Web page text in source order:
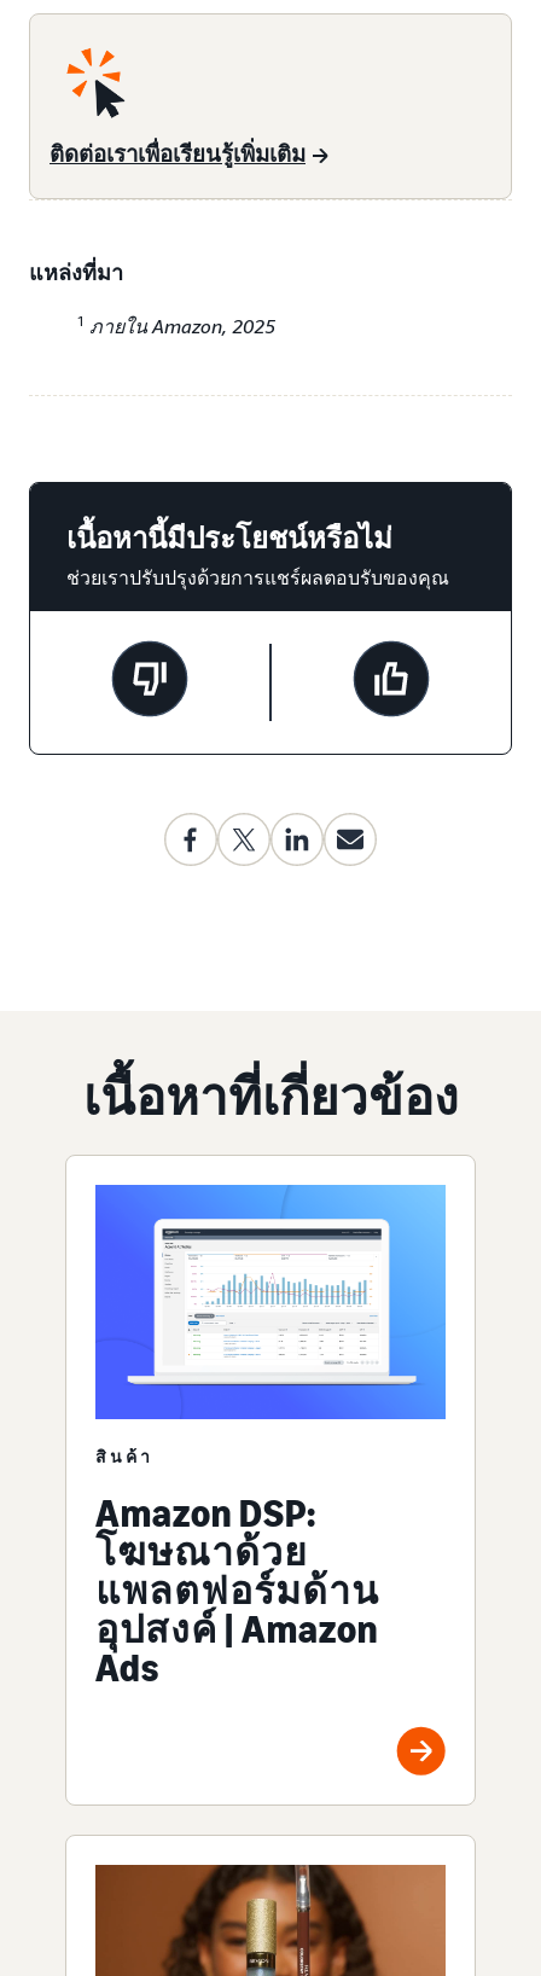
ติดต่อเราเพื่อเรียนรู้เพิ่มเติม
แหล่งที่มา
1 ภายใน Amazon, 2025
เนื้อหานี้มีประโยชน์หรือไม่
ช่วยเราปรับปรุงด้วยการแชร์ผลตอบรับของคุณ
เนื้อหาที่เกี่ยวข้อง
สินค้า
Amazon DSP:
โฆษณาด้วย
แพลตฟอร์มด้าน
อุปสงค์ | Amazon
Ads